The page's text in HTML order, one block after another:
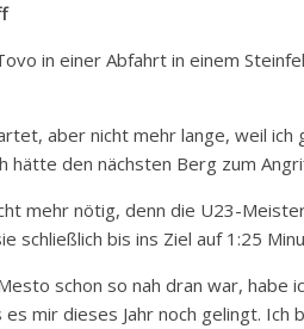
in einer Abfahrt in einem
aber nicht mehr lange, weil ich
hätte den nächsten Berg zum
mehr nötig, denn die U23-
schließlich bis ins Ziel auf 1:25
schon so nah dran war, habe
mir dieses Jahr noch gelingt.